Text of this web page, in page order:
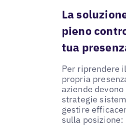
La
pieno
tua
Per riprendere
propria
aziende
strategie
gestire
sulla posizione: